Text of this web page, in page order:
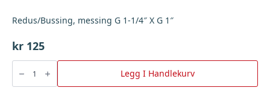
Redus/Bussing, messing G 1-1/4″ X G 1″
kr 125
Redus/Bussing,
messing
1-
Legg I Handlekurv